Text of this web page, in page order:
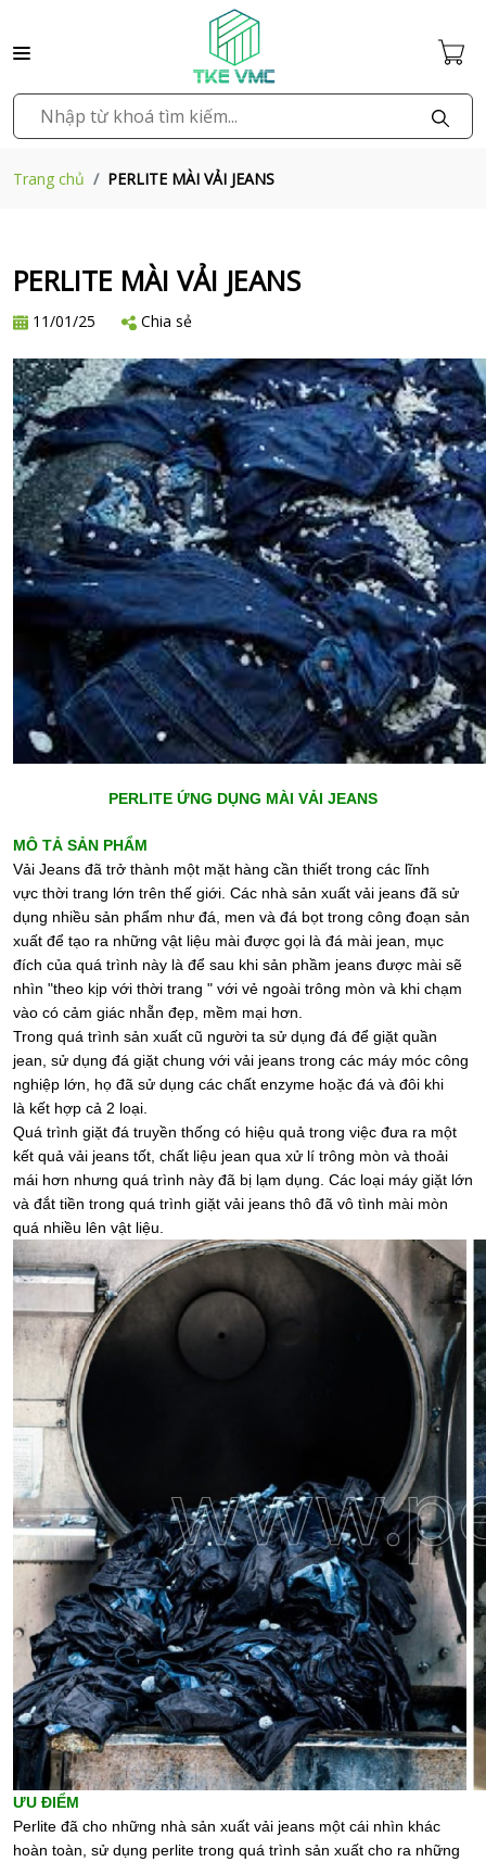
Trang chủ PERLITE MÀI VẢI JEANS
PERLITE MÀI VẢI JEANS
11/01/25 Chia sẻ
PERLITE ỨNG DỤNG MÀI VẢI JEANS
MÔ TẢ SẢN PHẨM
Vải Jeans đã trở thành một mặt hàng cần thiết trong các lĩnh
vực thời trang lớn trên thế giới. Các nhà sản xuất vải jeans đã sử
dụng nhiều sản phẩm như đá, men và đá bọt trong công đoạn sản
xuất để tạo ra những vật liệu mài được gọi là đá mài jean, mục
đích của quá trình này là để sau khi sản phầm jeans được mài sẽ
nhìn "theo kịp với thời trang " với vẻ ngoài trông mòn và khi chạm
vào có cảm giác nhẵn đẹp, mềm mại hơn.
Trong quá trình sản xuất cũ người ta sử dụng đá để giặt quần
jean, sử dụng đá giặt chung với vải jeans trong các máy móc công
nghiệp lớn, họ đã sử dụng các chất enzyme hoặc đá và đôi khi
là kết hợp cả 2 loại.
Quá trình giặt đá truyền thống có hiệu quả trong việc đưa ra một
kết quả vải jeans tốt, chất liệu jean qua xử lí trông mòn và thoải
mái hơn nhưng quá trình này đã bị lạm dụng. Các loại máy giặt lớn
và đắt tiền trong quá trình giặt vải jeans thô đã vô tình mài mòn
quá nhiều lên vật liệu.
ƯU ĐIỂM
Perlite đã cho những nhà sản xuất vải jeans một cái nhìn khác
hoàn toàn, sử dụng perlite trong quá trình sản xuất cho ra những